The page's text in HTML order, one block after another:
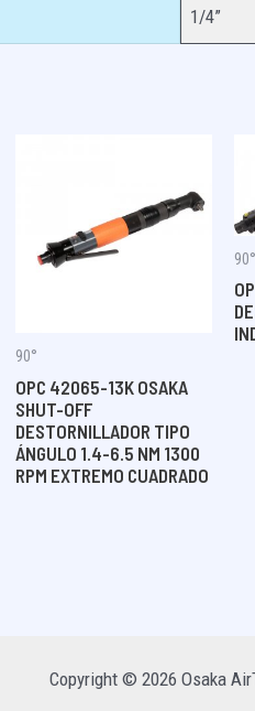
1/4”
90°
OPC 42065-13K OSAKA
SHUT-OFF
DESTORNILLADOR TIPO
ÁNGULO 1.4-6.5 NM 1300
RPM EXTREMO CUADRADO
90°
Copyright © 2026 Osaka